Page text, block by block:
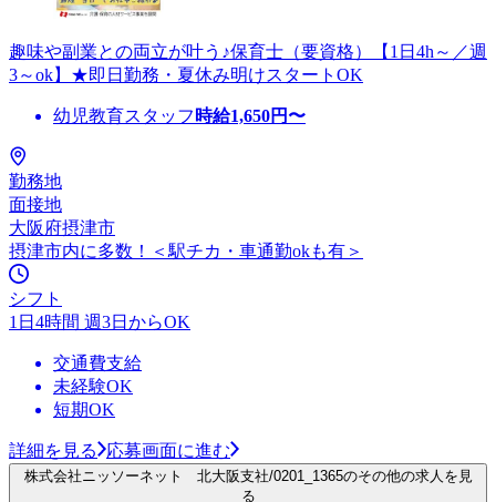
趣味や副業との両立が叶う♪保育士（要資格）【1日4h～／週
3～ok】★即日勤務・夏休み明けスタートOK
幼児教育スタッフ 時給1,650円〜
勤務地
面接地
大阪府摂津市
摂津市内に多数！＜駅チカ・車通勤okも有＞
シフト
1日4時間 週3日からOK
交通費支給
未経験OK
短期OK
詳細を見る 応募画面に進む
株式会社ニッソーネット 北大阪支社/0201_1365のその他の求人を見
る